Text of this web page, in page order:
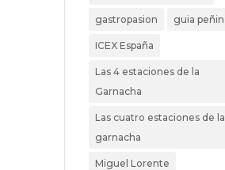
gastropasion guia peñin
ICEX España
Las 4 estaciones de la
Garnacha
Las cuatro estaciones de la
garnacha
Miguel Lorente